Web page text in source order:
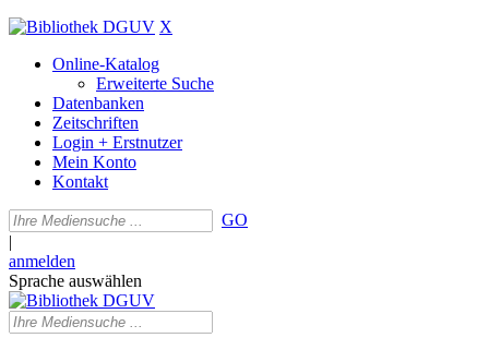
X
Online-Katalog
Erweiterte Suche
Datenbanken
Zeitschriften
Login + Erstnutzer
Mein Konto
Kontakt
GO
|
anmelden
Sprache auswählen